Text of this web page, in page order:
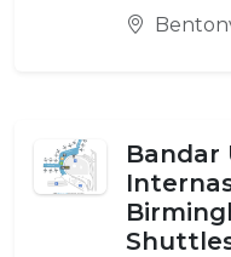
Bandar